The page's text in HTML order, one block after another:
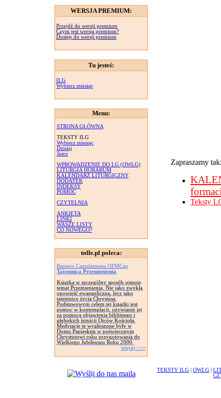
WERSJA PREMIUM:
Przejdź do wersji premium
Czym jest wersja premium?
Dostęp do wersji premium
Tu jesteś:
ILG
Wybierz miesiąc
Menu:
STRONA GŁÓWNA
TEKSTY ILG
Wybierz miesiąc
Dzisiaj
Jutro
WPROWADZENIE DO LG (OWLG)
LITURGIA HORARUM
KALENDARZ LITURGICZNY
DODATEK
INDEKSY
POMOC
CZYTELNIA
ANKIETA
LINKI
WASZE LISTY
CO NOWEGO?
tolle.pl poleca:
Raniero Cantalamessa OFMCap
Tajemnica Przemienienia
Książka w szczególny sposób ujmuje
temat Przemienienia. Nie jako zwykłą
opowieść ewangeliczną, lecz jako
tajemnicę życia Chrystusa.
Podstawowym celem tej książki jest
pomoc w kontemplacji, ożywianie jej
za pomocą objawienia biblijnego i
głębokich intuicji Ojców Kościoła.
Medytacje te wygłoszone były w
Domu Papieskim w poświęconym
Chrystusowi roku przygotowania do
Wielkiego Jubileuszu Roku 2000.
więcej >>>
Zapraszamy
Teksty
TEKSTY ILG OWLG